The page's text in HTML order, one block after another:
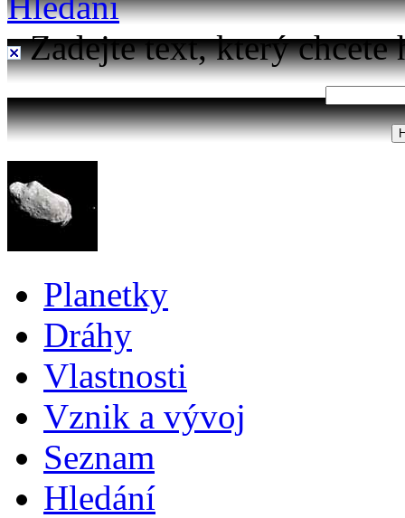
Zadejte text, který chcete
Planetky
Dráhy
Vlastnosti
Vznik a vývoj
Seznam
Hledání